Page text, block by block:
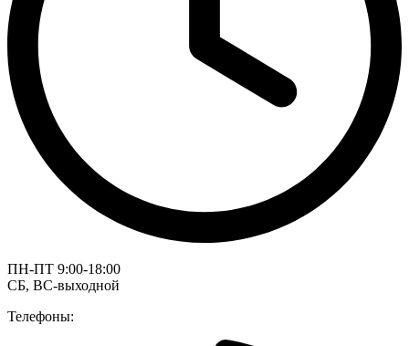
ПН-ПТ 9:00-18:00
СБ, ВС-выходной
Телефоны: